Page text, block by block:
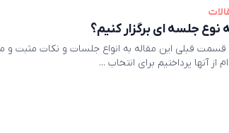
نوع جلسه ای برگزار کنیم؟
قسمت قبلی این مقاله به انواع جلسات و نکات مثبت و
از آنها پرداختیم برای انتخاب ...